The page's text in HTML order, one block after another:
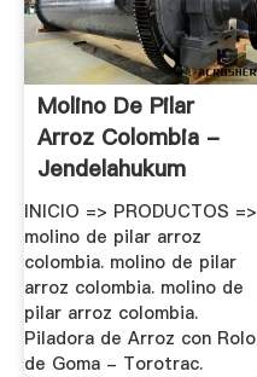
Molino De Pilar
Arroz Colombia -
Jendelahukum
INICIO => PRODUCTOS =>
molino de pilar arroz
colombia. molino de pilar
arroz colombia. molino de
pilar arroz colombia.
Piladora de Arroz con Rolo
de Goma - Torotrac.